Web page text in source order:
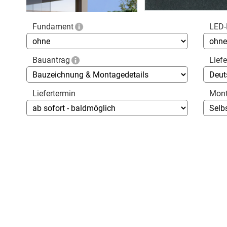
Fundament
Bauantrag
Liefertermin